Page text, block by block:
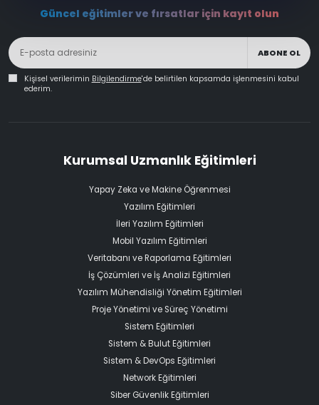
Güncel eğitimler ve fırsatlar için kayıt olun
ABONE OL
Kişisel verilerimin Bilgilendirme'de belirtilen kapsamda işlenmesini kabul
ederim.
Kurumsal Uzmanlık Eğitimleri
Yapay Zeka ve Makine Öğrenmesi
Yazılım Eğitimleri
İleri Yazılım Eğitimleri
Mobil Yazılım Eğitimleri
Veritabanı ve Raporlama Eğitimleri
İş Çözümleri ve İş Analizi Eğitimleri
Yazılım Mühendisliği Yönetim Eğitimleri
Proje Yönetimi ve Süreç Yönetimi
Sistem Eğitimleri
Sistem & Bulut Eğitimleri
Sistem & DevOps Eğitimleri
Network Eğitimleri
Siber Güvenlik Eğitimleri